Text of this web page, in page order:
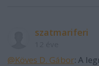
szatmariferi
@Köves D. Gábor: A